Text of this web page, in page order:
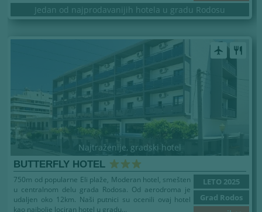
Jedan od najprodavanijih hotela u gradu Rodosu
airplanemode_active restaurant
Najtraženije, gradski hotel
BUTTERFLY HOTEL
LETO 2025
Grad Rodos
750m od popularne Eli plaže, Moderan hotel, smešten
u centralnom delu grada Rodosa. Od aerodroma je
udaljen oko 12km. Naši putnici su ocenili ovaj hotel
kao najbolje lociran hotel u gradu...